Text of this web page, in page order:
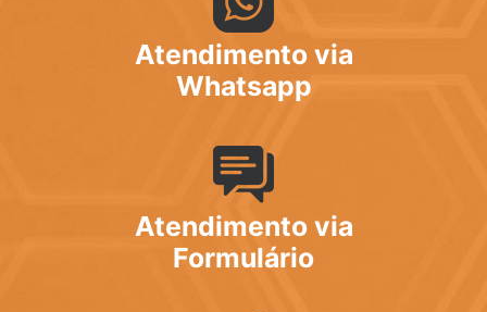
Atendimento via
Whatsapp
Atendimento via
Formulário